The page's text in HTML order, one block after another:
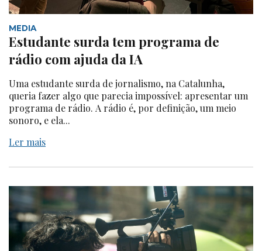
MEDIA
Estudante surda tem programa de
rádio com ajuda da IA
Uma estudante surda de jornalismo, na Catalunha,
queria fazer algo que parecia impossível: apresentar um
programa de rádio. A rádio é, por definição, um meio
sonoro, e ela...
Ler mais